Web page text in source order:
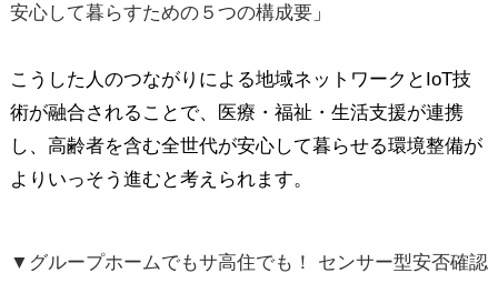
安心して暮らすための５つの構成要」
こうした人のつながりによる地域ネットワークとIoT技
術が融合されることで、医療・福祉・生活支援が連携
し、高齢者を含む全世代が安心して暮らせる環境整備が
よりいっそう進むと考えられます。
▼グループホームでもサ高住でも！ センサー型安否確認